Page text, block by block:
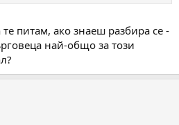
питам, ако знаеш разбира се -
най-общо за този